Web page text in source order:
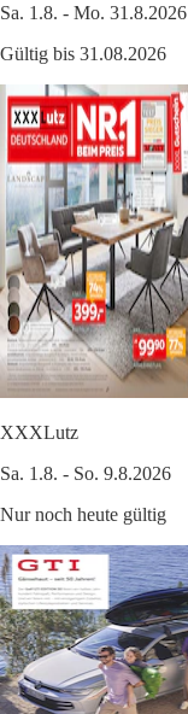
Sa. 1.8. - Mo. 31.8.2026
Gültig bis 31.08.2026
XXXLutz
Sa. 1.8. - So. 9.8.2026
Nur noch heute gültig